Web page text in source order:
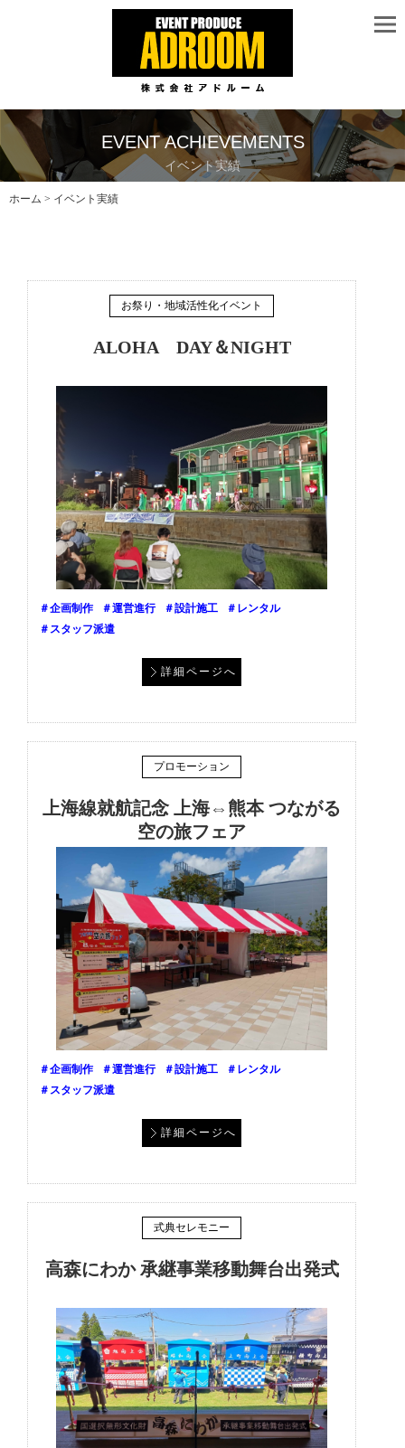
EVENT ACHIEVEMENTS
イベント実績
ホーム > イベント実績
お祭り・地域活性化イベント
ALOHA DAY＆NIGHT
＃企画制作 ＃運営進行 ＃設計施工
＃レンタル
＃スタッフ派遣
詳細ページへ
プロモーション
上海線就航記念 上海⇔熊本 つながる
空の旅フェア
＃企画制作 ＃運営進行 ＃設計施工
＃レンタル
＃スタッフ派遣
詳細ページへ
式典セレモニー
高森にわか 承継事業移動舞台出発式